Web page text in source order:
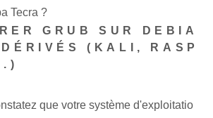
Tecra ?
GRUB SUR DEBIA
(KALI, RASP
que votre système d'exploitatio